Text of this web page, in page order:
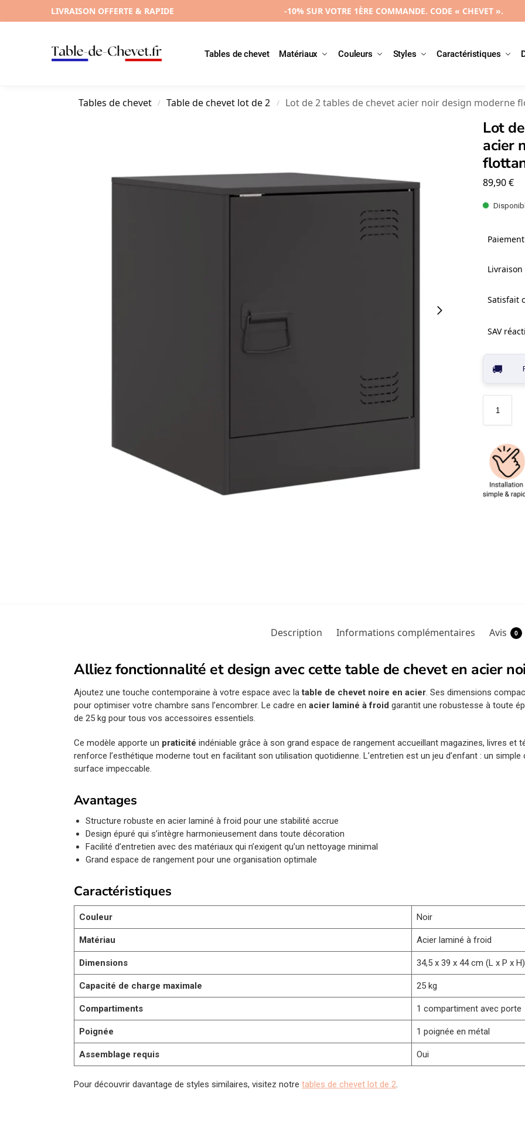
LIVRAISON OFFERTE & RAPIDE -10% SUR VOTRE 1ÈRE COMMANDE. CODE « CHEVET ».
Tables de chevet Matériaux Couleurs Styles Caractéristiques
Tables de chevet / Table de chevet lot de 2 / Lot de 2 tables de chevet acier noir design moderne
Lot
acier
89,90€
Satisfait
SAV
Description Informations complémentaires Avis 0
Alliez fonctionnalité et design avec cette table de chevet en acier
Ajoutez une touche contemporaine à votre espace avec latable de chevet noire en acier. Ses dimensions
pour optimiser votre chambre sans l’encombrer. Le cadre enacier laminé à froid garantit une robustesse à toute
de 25 kg pour tous vos accessoires essentiels.
Ce modèle apporte un praticité indéniable grâce à son grand espace de rangement accueillant magazines, livres et
renforce l’esthétique moderne tout en facilitant son utilisation quotidienne. L’entretien est un jeu d’enfant : un
surface impeccable.
Avantages
Structure robuste en acier laminé à froid pour une stabilité accrue
Design épuré qui s’intègre harmonieusement dans toute décoration
Facilité d’entretien avec des matériaux qui n’exigent qu’un nettoyage minimal
Grand espace de rangement pour une organisation optimale
Caractéristiques
Couleur Noir
Matériau Acier laminé à froid
Dimensions 34,5 x 39 x 44 cm (L x P x H)
Capacité de charge maximale 25 kg
Compartiments 1 compartiment avec porte
Poignée 1 poignée en métal
Assemblage requis Oui
Pour découvrir davantage de styles similaires, visitez notretables de chevet lot de 2.